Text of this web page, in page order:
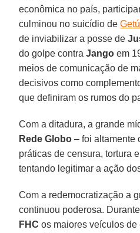
econômica no país,
culminou no suicídio de
de inviabilizar a posse de
do golpe contraJango em
meios de comunicação de
decisivos como
que definiram os rumos do
Com a ditadura, a grande
Rede Globo – foi altamente
práticas de censura, tortura
tentando legitimar a ação
Com a redemocratização a
continuou poderosa.
FHC os maiores veículos